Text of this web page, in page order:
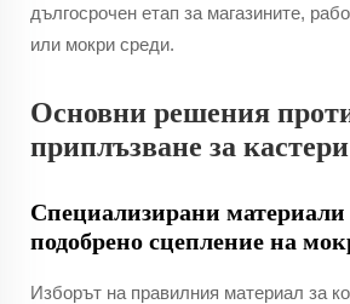
дългосрочен етап за магазините,
или мокри среди.
Основни решения
приплъзване за
Специализирани материали
подобрено сцепление на
Изборът на правилния материал за